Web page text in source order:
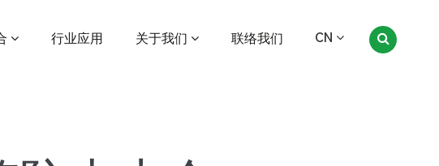
行业应用 关于我们 联络我们 CN